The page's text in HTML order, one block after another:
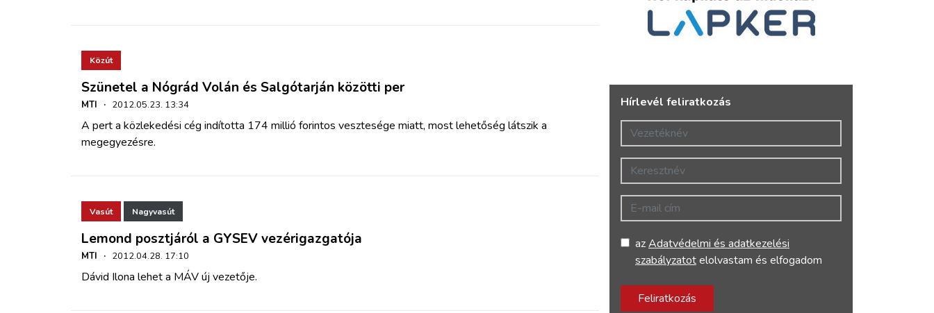
Közút
Szünetel a Nógrád Volán és Salgótarján közötti per
MTI · 2012.05.23. 13:34
A pert a közlekedési cég indította 174 millió forintos vesztesége miatt, most lehetőség látszik a
megegyezésre.
Vasút Nagyvasút
Lemond posztjáról a GYSEV vezérigazgatója
MTI · 2012.04.28. 17:10
Dávid Ilona lehet a MÁV új vezetője.
Hírlevél feliratkozás
Vezetéknév
Keresztnév
E-mail cím
azAdatvédelmi és adatkezelési
szabályzatotelolvastam és elfogadom
Feliratkozás